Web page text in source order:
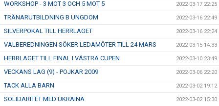
WORKSHOP - 3 MOT 3 OCH 5 MOT 5 2022-03-17 22:25
TRÄNARUTBILDNING B UNGDOM 2022-03-16 22:49
SILVERPOKAL TILL HERRLAGET 2022-03-16 22:24
VALBEREDNINGEN SÖKER LEDAMÖTER TILL 24 MARS 2022-03-15 14:33
HERRLAGET TILL FINAL I VÄSTRA CUPEN 2022-03-10 23:49
VECKANS LAG (9) - POJKAR 2009 2022-03-06 22:20
TACK ALLA BARN 2022-03-02 19:12
SOLIDARITET MED UKRAINA 2022-03-02 15:30